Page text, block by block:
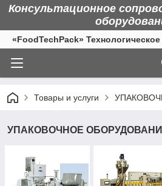
Консультационное
«FoodTechPack»
Товары и услуги
УПАКОВОЧНОЕ